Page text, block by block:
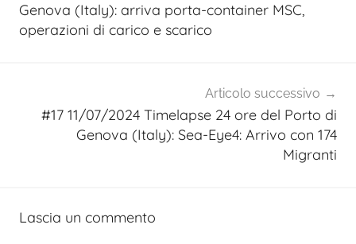
Genova (Italy): arriva porta-container MSC,
operazioni di carico e scarico
Articolo successivo
#17 11/07/2024 Timelapse 24 ore del Porto di
Genova (Italy): Sea-Eye4: Arrivo con 174
Migranti
Lascia un commento